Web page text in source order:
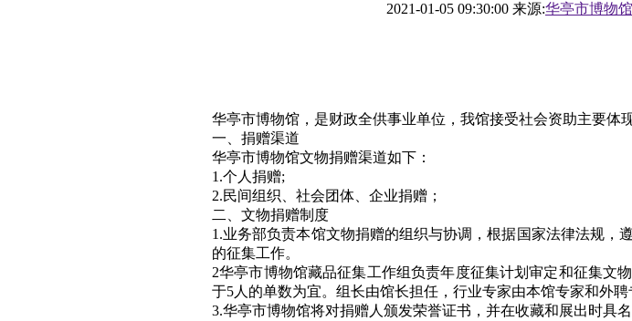
2021-01-05 09:30:00 来源:华亭市博物馆
华亭市博物馆，是财政全供事业单位，我馆接受社会资助主要体
一、捐赠渠道
华亭市博物馆文物捐赠渠道如下：
1.个人捐赠;
2.民间组织、社会团体、企业捐赠；
二、文物捐赠制度
1.业务部负责本馆文物捐赠的组织与协调，根据国家法律法规，
的征集工作。
2华亭市博物馆藏品征集工作组负责年度征集计划审定和征集文
于5人的单数为宜。组长由馆长担任，行业专家由本馆专家和外
3.华亭市博物馆将对捐赠人颁发荣誉证书，并在收藏和展出时具名